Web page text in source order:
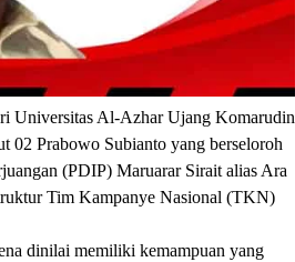
Universitas Al-Azhar Ujang Komarudin
02 Prabowo Subianto yang berseloroh
(PDIP) Maruarar Sirait alias Ara
Tim Kampanye Nasional (TKN)
dinilai memiliki kemampuan yang